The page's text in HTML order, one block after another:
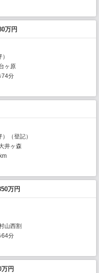
万円
ヶ原
74分
）（登記）
井ヶ森
万円
山西割
64分
円